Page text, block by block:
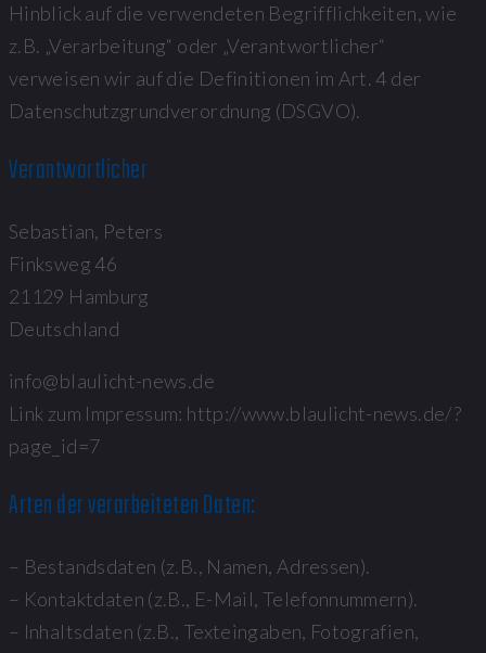
Hinblick auf die verwendeten Begrifflichkeiten, wie
z.B. „Verarbeitung“ oder „Verantwortlicher“
verweisen wir auf die Definitionen im Art. 4 der
Datenschutzgrundverordnung (DSGVO).
Verantwortlicher
Sebastian, Peters
Finksweg 46
21129 Hamburg
Deutschland
info@blaulicht-news.de
Link zum Impressum: http://www.blaulicht-news.de/?
page_id=7
Arten der verarbeiteten Daten:
– Bestandsdaten (z.B., Namen, Adressen).
– Kontaktdaten (z.B., E-Mail, Telefonnummern).
– Inhaltsdaten (z.B., Texteingaben, Fotografien,